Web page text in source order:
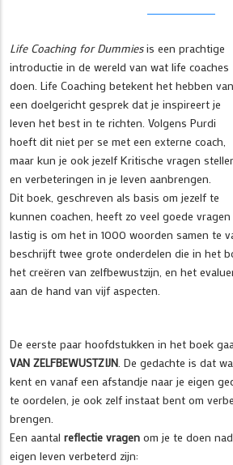
Life Coaching for Dummiesis een prachtige
introductie in de wereld van wat life coaches
doen. Life Coaching betekent het hebben van
een doelgericht gesprek dat je inspireert je
leven het best in te richten. Volgens Purdi
hoeft dit niet per se met een externe coach,
maar kun je ook jezelf Kritische vragen
en verbeteringen in je leven aanbrengen.
Dit boek, geschreven als basis om jezelf te
kunnen coachen, heeft zo veel goede
lastig is om het in 1000 woorden samen te
beschrijft twee grote onderdelen die in het
het creëren van zelfbewustzijn, en het
aan de hand van vijf aspecten.
De eerste paar hoofdstukken in het boek
VAN ZELFBEWUSTZIJN . De gedachte is dat
kent en vanaf een afstandje naar je eigen
te oordelen, je ook zelf instaat bent om
brengen.
Een aantal reflectie vragen om je te doen
eigen leven verbeterd zijn: